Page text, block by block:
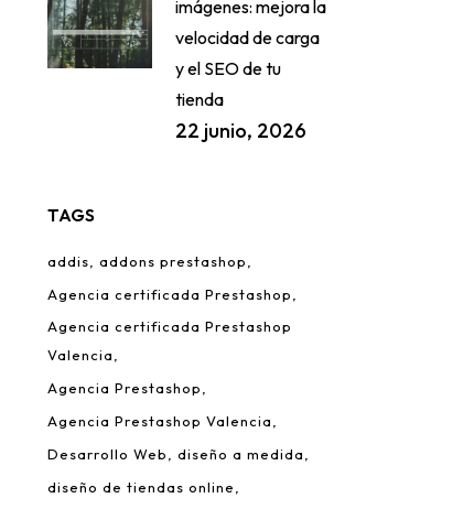
imágenes: mejora la
velocidad de carga
y el SEO de tu
tienda
22 junio, 2026
TAGS
addis
addons prestashop
Agencia certificada Prestashop
Agencia certificada Prestashop
Valencia
Agencia Prestashop
Agencia Prestashop Valencia
Desarrollo Web
diseño a medida
diseño de tiendas online